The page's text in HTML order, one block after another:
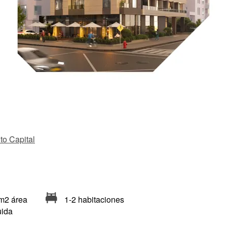
Capital
área
1-2 habitaciones